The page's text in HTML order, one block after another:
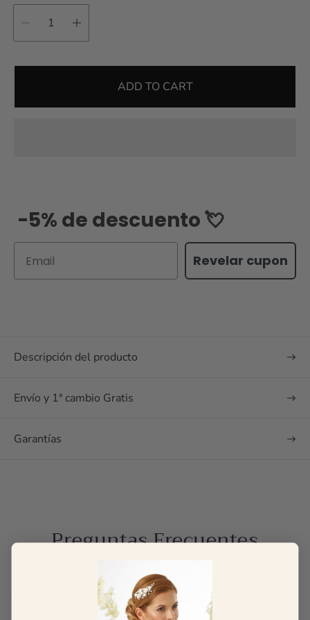
ADD TO CART
-5% de descuento 💘
Revelar cupon
Descripción del producto
Envío y 1ª cambio Gratis
Garantías
Preguntas Frecuentes
Necesito zapatos cómodos, ¿me podéis ayudar?